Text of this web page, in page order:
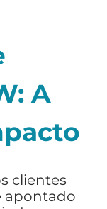
A
clientes
apontado